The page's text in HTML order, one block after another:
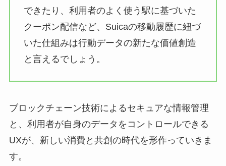
できたり、利用者のよく使う駅に基づいた
クーポン配信など、Suicaの移動履歴に紐づ
いた仕組みは行動データの新たな価値創造
と言えるでしょう。
ブロックチェーン技術によるセキュアな情報管理
と、利用者が自身のデータをコントロールできる
UXが、新しい消費と共創の時代を形作っていきま
す。